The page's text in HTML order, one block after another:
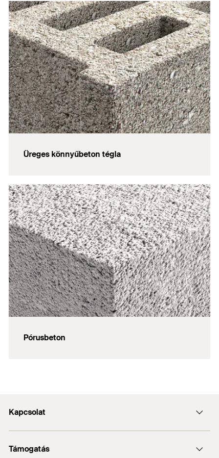
Üreges könnyűbeton tégla
Pórusbeton
Kapcsolat
info@fischerhungary.hu
Támogatás